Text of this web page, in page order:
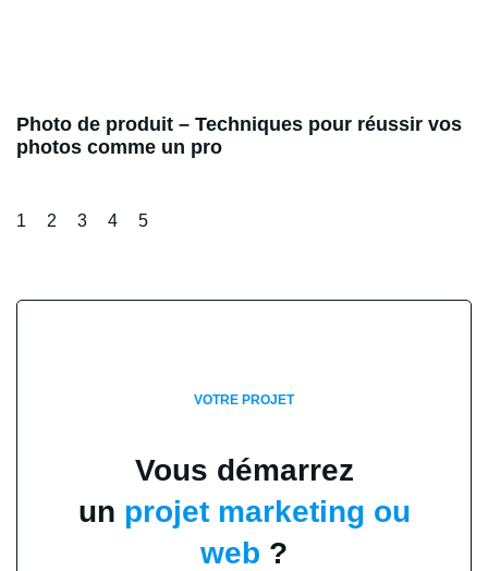
Photo de produit – Techniques pour réussir vos
photos comme un pro
1 2 3 4 5
VOTRE PROJET
Vous démarrez
un projet marketing ou
web ?